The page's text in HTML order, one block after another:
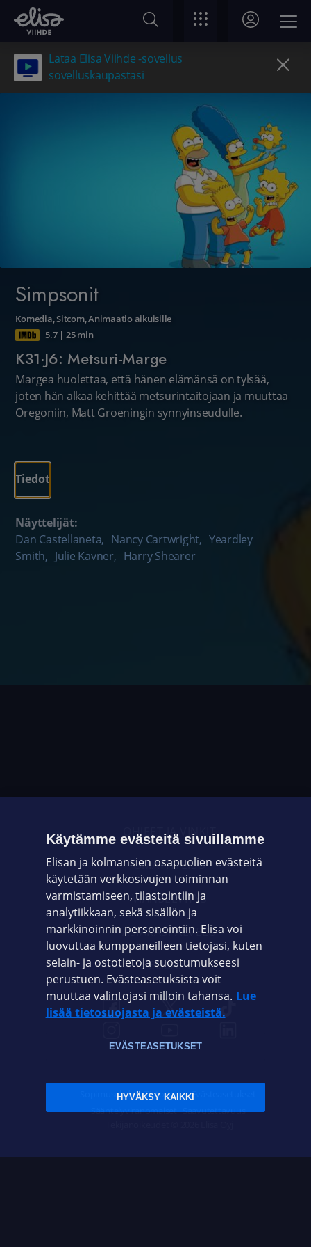
Lataa Elisa Viihde -sovellus
sovelluskaupastasi
Simpsonit
Komedia,Sitcom,Animaatio aikuisille
5.7| 25 min
K31·J6: Metsuri-Marge
Margea huolettaa, että hänen elämänsä on tylsää,
joten hän alkaa kehittää metsurintaitojaan ja muuttaa
Oregoniin, Matt Groeningin synnyinseudulle.
Tiedot
Näyttelijät:
Dan Castellaneta, Nancy Cartwright, Yeardley
Smith, Julie Kavner, Harry Shearer
OHJEET JA VINKIT
OMAYHTEISÖ
VIANSELVITYS
ASIAKASPALVELU
ELISA.FI
Sopimusehdot Tietosuoja Evästeasetukset
Sääntelyviranomaiset Saavutettavuus
Käytämme evästeitä sivuillamme
Elisan ja kolmansien osapuolien evästeitä
käytetään verkkosivujen toiminnan
varmistamiseen, tilastointiin ja
analytiikkaan, sekä sisällön ja
markkinoinnin personointiin. Elisa voi
luovuttaa kumppaneilleen tietojasi, kuten
selain- ja ostotietoja suostumukseesi
perustuen. Evästeasetuksista voit
muuttaa valintojasi milloin tahansa. Lue
lisää tietosuojasta ja evästeistä.
EVÄSTEASETUKSET
HYVÄKSY KAIKKI